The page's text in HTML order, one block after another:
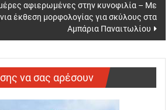
αφιερωμένες στην κυνοφιλία – Με
έκθεση μορφολογίας για σκύλους στα
Αμπάρια Παναιτωλίου
να σας αρέσουν